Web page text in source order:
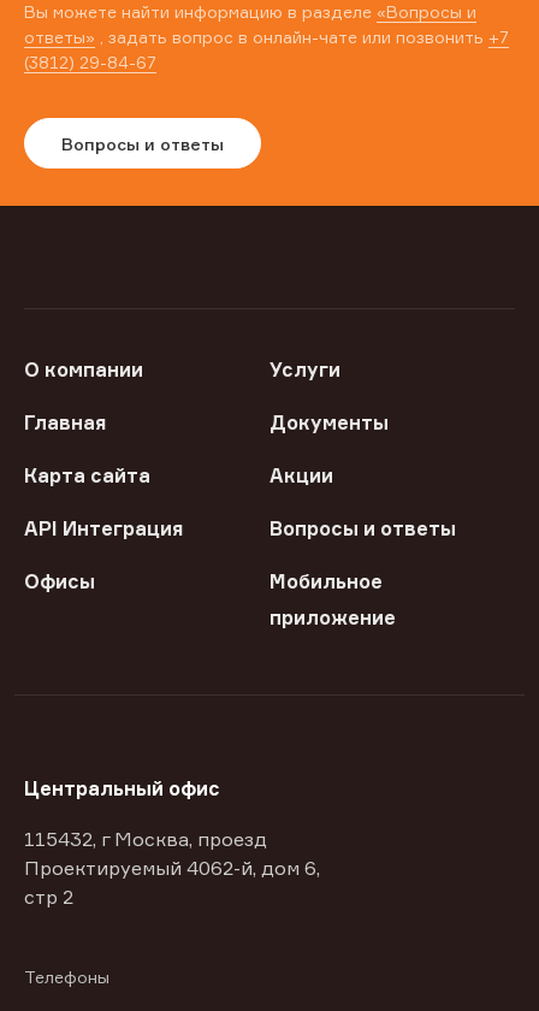
Вы можете найти информацию в разделе «Вопросы и
ответы» , задать вопрос в онлайн-чате или позвонить +7
(3812) 29-84-67
Вопросы и ответы
О компании Услуги
Главная Документы
Карта сайта Акции
API Интеграция Вопросы и ответы
Офисы
Мобильное
приложение
Центральный офис
115432, г Москва, проезд
Проектируемый 4062-й, дом 6,
стр 2
Телефоны